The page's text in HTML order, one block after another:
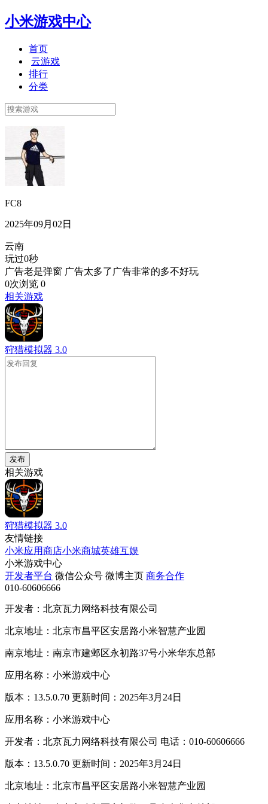
小米游戏中心
首页
云游戏
排行
分类
FC8
2025年09月02日
云南
玩过0秒
广告老是弹窗 广告太多了广告非常的多不好玩
0次浏览 0
相关游戏
狩猎模拟器 3.0
发布
相关游戏
狩猎模拟器 3.0
友情链接
小米应用商店小米商城英雄互娱
小米游戏中心
开发者平台 微信公众号 微博主页 商务合作
010-60606666
开发者：北京瓦力网络科技有限公司
北京地址：北京市昌平区安居路小米智慧产业园
南京地址：南京市建邺区永初路37号小米华东总部
应用名称：小米游戏中心
版本：13.5.0.70 更新时间：2025年3月24日
应用名称：小米游戏中心
开发者：北京瓦力网络科技有限公司 电话：010-60606666
版本：13.5.0.70 更新时间：2025年3月24日
北京地址：北京市昌平区安居路小米智慧产业园